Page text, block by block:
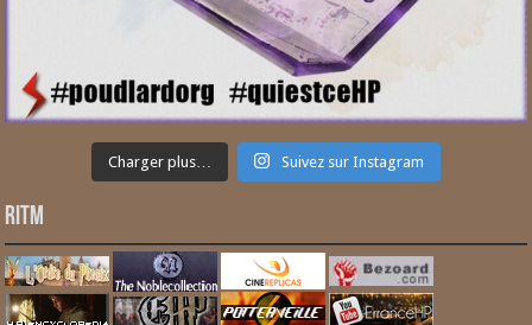
Charger plus… Suivez sur Instagram
RITM